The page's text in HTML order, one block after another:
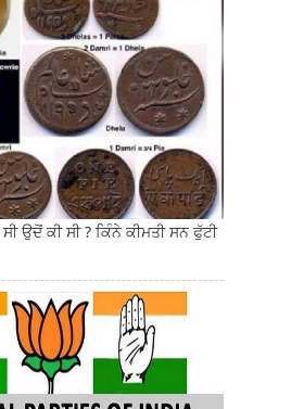
ਉਦੋਂ ਕੀ ਸੀ ? ਕਿੰਨੇ ਕੀਮਤੀ ਸਨ ਫੁੱਟੀ